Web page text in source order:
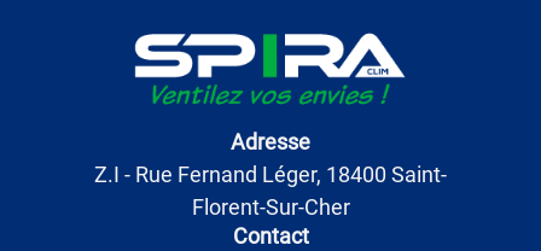
Adresse
Z.I - Rue Fernand Léger, 18400 Saint-
Florent-Sur-Cher
Contact